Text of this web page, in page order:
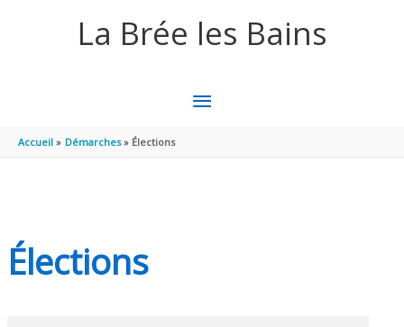
La Brée les Bains
MENU
Accueil Démarches Élections
Élections